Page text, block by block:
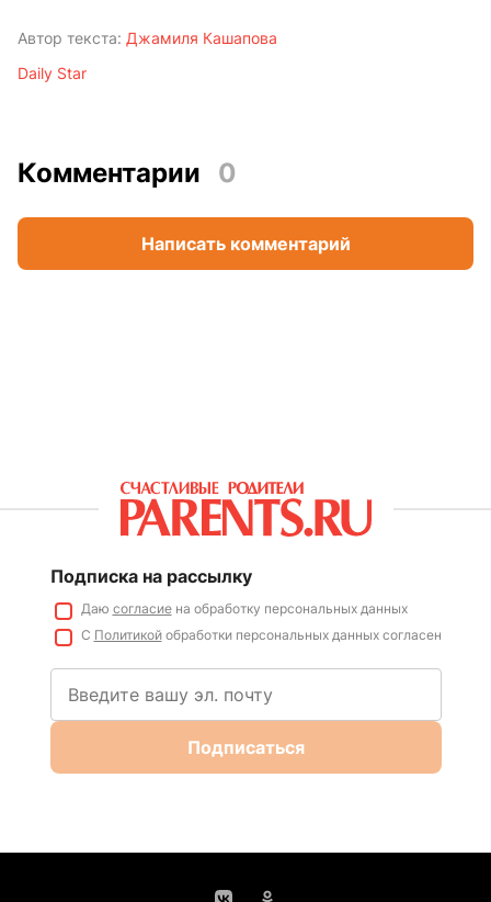
Автор текста: Джамиля Кашапова
Daily Star
Комментарии 0
Написать комментарий
Подписка на рассылку
Даю согласиена обработку персональных данных
С Политикойобработки персональных данных согласен
Подписаться